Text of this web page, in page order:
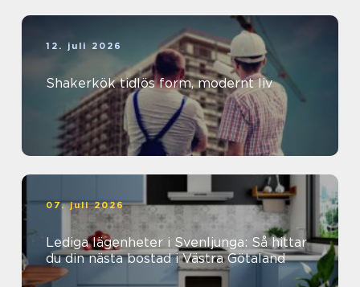
12. juli 2026
Shakerkök tidlös form, modernt liv
07. juli 2026
Lediga lägenheter i Svenljunga: Så hittar
du din nästa bostad i Västra Götaland